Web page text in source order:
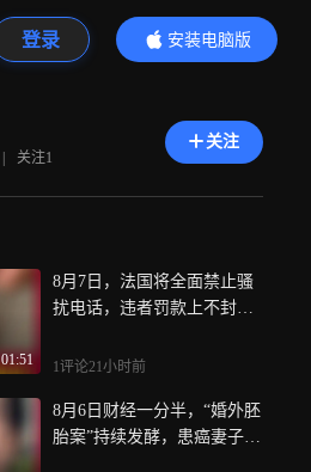
登录
安装电脑版
内容更精彩
| 关注1
关注
01:51
8月7日，法国将全面禁止骚
扰电话，违者罚款上不封
消费者同意的情况下联系对
意”
1评论21小时前
8月6日财经一分半，“婚外胚
胎案”持续发酵，患癌妻子首